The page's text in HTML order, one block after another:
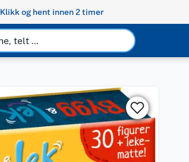
Klikk og hent innen 2 timer